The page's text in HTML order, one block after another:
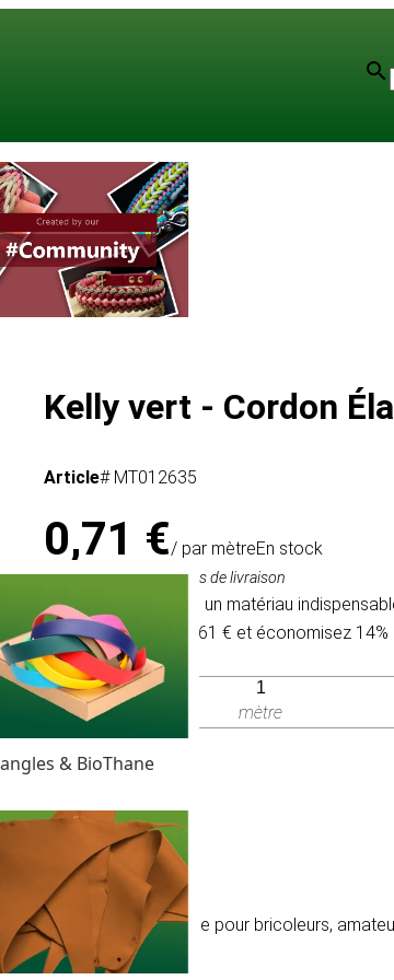
& BioThane
Kelly vert - Cordon
Article# MT012635
0,71 €/ par mètreEn stock
TVA comprise, hors frais de livraison
Du cordon élastique: un matériau
Achetez 150 pour 0,61 € et économisez 14%
Quantité
mètre
un matériau indispensable pour bricoleurs,